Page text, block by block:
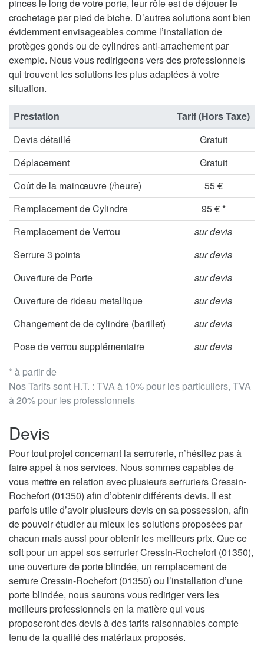
pinces le long de votre porte, leur rôle est de déjouer le
crochetage par pied de biche. D’autres solutions sont bien
évidemment envisageables comme l’installation de
protèges gonds ou de cylindres anti-arrachement par
exemple. Nous vous redirigeons vers des professionnels
qui trouvent les solutions les plus adaptées à votre
situation.
* à partir de
Nos Tarifs sont H.T. : TVA à 10% pour les particuliers, TVA
à 20% pour les professionnels
Prestation
Tarif (Hors Taxe)
Devis détaillé
Gratuit
Déplacement
Gratuit
Coût de la mainœuvre (/heure)
55 €
Remplacement de Cylindre
95 € *
Remplacement de Verrou
sur devis
Serrure 3 points
sur devis
Ouverture de Porte
sur devis
Ouverture de rideau metallique
sur devis
Changement de de cylindre (barillet)
sur devis
Pose de verrou supplémentaire
sur devis
Devis
Pour tout projet concernant la serrurerie, n’hésitez pas à
faire appel à nos services. Nous sommes capables de
vous mettre en relation avec plusieurs serruriers Cressin-
Rochefort (01350) afin d’obtenir différents devis. Il est
parfois utile d’avoir plusieurs devis en sa possession, afin
de pouvoir étudier au mieux les solutions proposées par
chacun mais aussi pour obtenir les meilleurs prix. Que ce
soit pour un appel sos serrurier Cressin-Rochefort (01350),
une ouverture de porte blindée, un remplacement de
serrure Cressin-Rochefort (01350) ou l’installation d’une
porte blindée, nous saurons vous rediriger vers les
meilleurs professionnels en la matière qui vous
proposeront des devis à des tarifs raisonnables compte
tenu de la qualité des matériaux proposés.